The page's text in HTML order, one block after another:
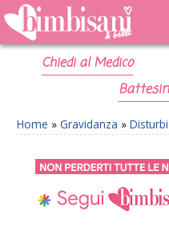
Chiedi al Medico
Home » Gravidanza » Disturbi